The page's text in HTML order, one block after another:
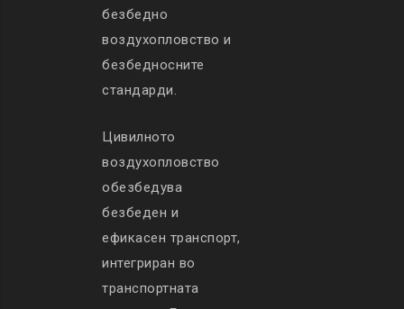
безбедно
воздухопловство и
безбедносните
стандарди.
Цивилното
воздухопловство
обезбедува
безбеден и
ефикасен транспорт,
интегриран во
транспортната